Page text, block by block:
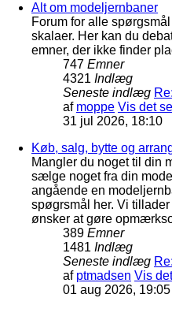
Alt om modeljernbaner
Forum for alle
skalaer. Her kan du
emner, der ikke finder
747 Emner
4321 Indlæg
Seneste indlæg
af moppe Vis det
31 jul 2026, 18:10
Køb, salg, bytte og
Mangler du noget til din
sælge noget fra din
angående en
spøgrsmål her. Vi
ønsker at gøre
389 Emner
1481 Indlæg
Seneste indlæg
af ptmadsen Vis
01 aug 2026, 19:05